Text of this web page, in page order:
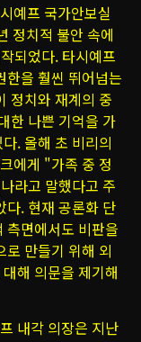
예프 국가안보실
정치적 불안 속에
되었다. 타시예프
한을 훨씬 뛰어넘는
정치와 재계의 중
한 나쁜 기억을 가
. 올해 초 비리의
에게 "가족 중 정
라고 말했다고 주
다. 현재 공론화 단
측면에서도 비판을
로 만들기 위해 외
해 의문을 제기해
내각 의장은 지난